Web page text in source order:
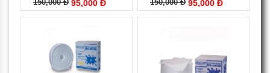
150,000 Đ 95,000 Đ 150,000 Đ 95,000 Đ